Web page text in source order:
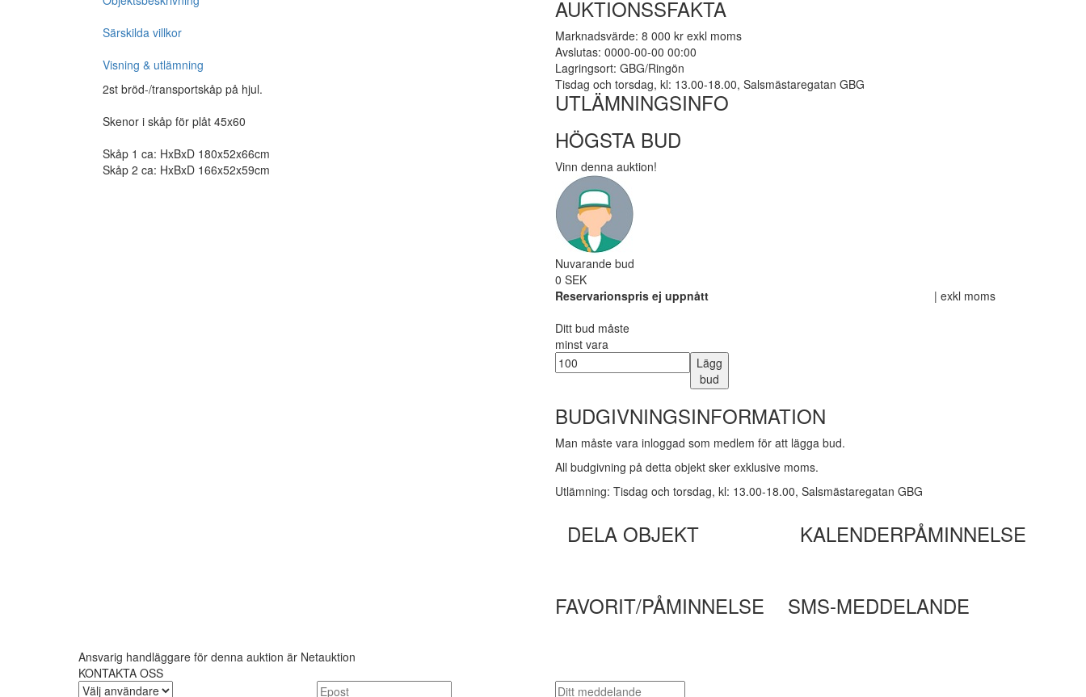
Särskilda villkor
Visning & utlämning
2st bröd-/transportskåp på hjul.
Skenor i skåp för plåt 45x60
Skåp 1 ca: HxBxD 180x52x66cm
Skåp 2 ca: HxBxD 166x52x59cm
AUKTIONSSFAKTA
Marknadsvärde: 8 000 kr exkl moms
Avslutas: 0000-00-00 00:00
Lagringsort: GBG/Ringön
Tisdag och torsdag, kl: 13.00-18.00, Salsmästaregatan GBG
UTLÄMNINGSINFO
HÖGSTA BUD
Vinn denna auktion!
Nuvarande bud
0 SEK
| exkl moms
Reservarionspris ej uppnått
Ditt bud måste
minst vara
Lägg
bud
BUDGIVNINGSINFORMATION
Man måste vara inloggad som medlem för att lägga bud.
All budgivning på detta objekt sker exklusive moms.
Utlämning: Tisdag och torsdag, kl: 13.00-18.00, Salsmästaregatan GBG
DELA OBJEKT KALENDERPÅMINNELSE
FAVORIT/PÅMINNELSE SMS-MEDDELANDE
Ansvarig handläggare för denna auktion är Netauktion
KONTAKTA OSS